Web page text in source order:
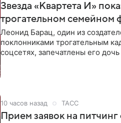
Звезда «Квартета И»
трогательном семейном
Леонид Барац, один из
поклонниками трогательным
соцсетях, запечатлены его
10 часов назад ТАСС
Прием заявок на